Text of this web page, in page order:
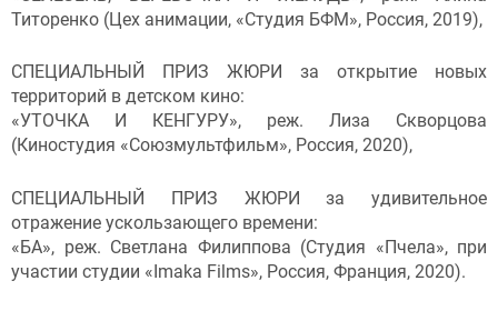
Титоренко (Цех анимации, «Студия БФМ», Россия, 2019),
СПЕЦИАЛЬНЫЙ ПРИЗ ЖЮРИ за открытие новых
территорий в детском кино:
«УТОЧКА И КЕНГУРУ», реж. Лиза Скворцова
(Киностудия «Союзмультфильм», Россия, 2020),
СПЕЦИАЛЬНЫЙ ПРИЗ ЖЮРИ за удивительное
отражение ускользающего времени:
«БА», реж. Светлана Филиппова (Студия «Пчела», при
участии студии «Imaka Films», Россия, Франция, 2020).